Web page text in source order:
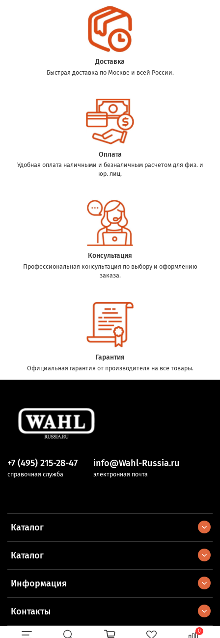
Доставка
Быстрая доставка по Москве и всей России.
Оплата
Удобная оплата наличными и безналичным расчетом для физ. и
юр. лиц.
Консультация
Профессиональная консультация по выбору и оформлению
заказа.
Гарантия
Официальная гарантия от производителя на все товары.
Каталог
Каталог
Информация
Контакты
+7 (495) 215-28-47
справочная служба
info@Wahl-Russia.ru
электронная почта
0